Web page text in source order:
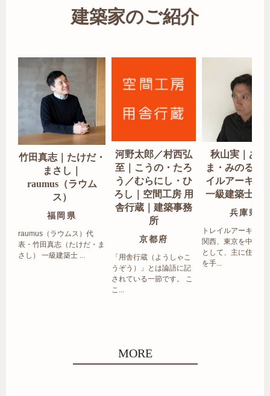
建築家のご紹介
竹田真志｜たけだ・
まさし｜
raumus（ラウム
ス）
福岡県
raumus（ラウムス）代
表・竹田真志（たけだ・ま
さし） 一級建築士 ...
河野太郎／村西弘
至｜こうの・たろ
う／むらにし・ひ
ろし｜空間工房 用
舎行蔵｜建築事務
所
京都府
「用舎行蔵（ようしゃこ
うぞう）」とは論語に記
されている一節です。 こ
こ...
秋山実｜あき
ま・みのる｜
イルアーキテ
一級建築士事
兵庫県
トレイルアーキテク
関西、東京を中心エ
として、主に住宅の
を手...
MORE